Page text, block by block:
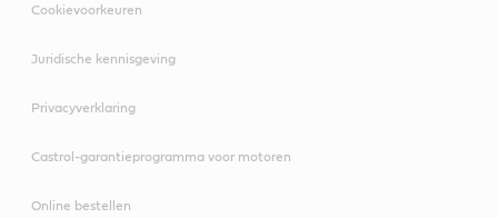
Cookievoorkeuren
Juridische kennisgeving
Privacyverklaring
Castrol-garantieprogramma voor motoren
Online bestellen